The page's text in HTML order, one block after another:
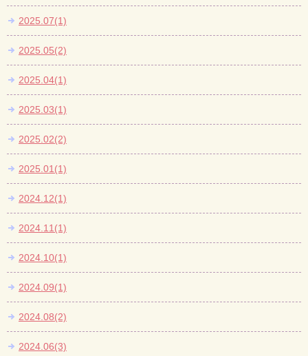
2025.07(1)
2025.05(2)
2025.04(1)
2025.03(1)
2025.02(2)
2025.01(1)
2024.12(1)
2024.11(1)
2024.10(1)
2024.09(1)
2024.08(2)
2024.06(3)